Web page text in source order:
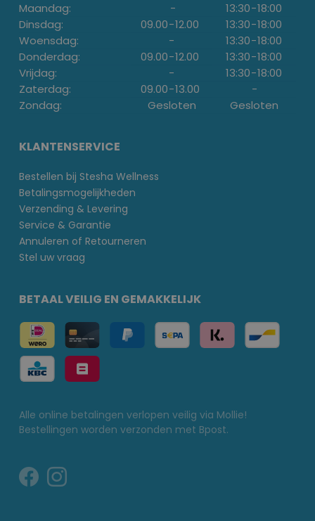
Maandag: - 13:30-18:00
Dinsdag:
09.00-12.00 13:30-18:00
Woensdag:
- 13:30-18:00
Donderdag:
09.00-12.00 13:30-18:00
Vrijdag:
- 13:30-18:00
Zaterdag:
09.00-13.00
-
Zondag:
Gesloten Gesloten
KLANTENSERVICE
Bestellen bij Stesha Wellness
Betalingsmogelijkheden
Verzending & Levering
Service & Garantie
Annuleren of Retourneren
Stel uw vraag
BETAAL VEILIG EN GEMAKKELIJK
Alle online betalingen verlopen veilig via Mollie!
Bestellingen worden verzonden met Bpost.